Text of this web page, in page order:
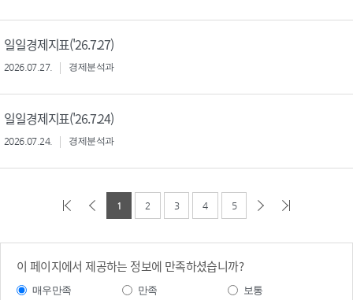
일일경제지표('26.7.27)
2026.07.27. 경제분석과
일일경제지표('26.7.24)
2026.07.24. 경제분석과
1 2 3 4 5
이 페이지에서 제공하는 정보에 만족하셨습니까?
매우만족 만족
보통